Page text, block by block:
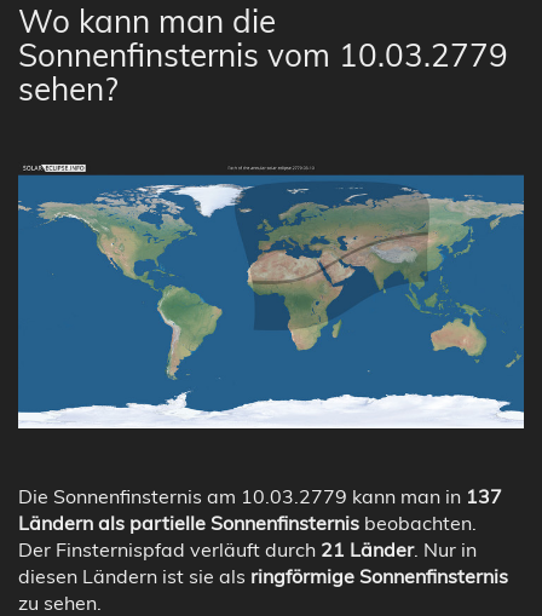
Wo kann man die
Sonnenfinsternis vom 10.03.2779
sehen?
Die Sonnenfinsternis am 10.03.2779 kann man in 137
Ländern als partielle Sonnenfinsternis beobachten.
Der Finsternispfad verläuft durch 21 Länder. Nur in
diesen Ländern ist sie als ringförmige Sonnenfinsternis
zu sehen.